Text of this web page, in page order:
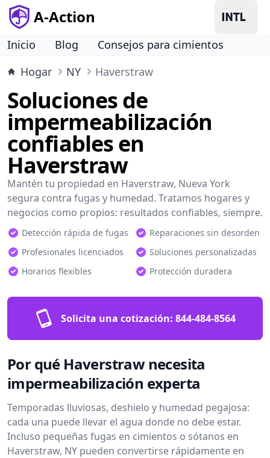
A-Action
Inicio Blog
Consejos para cimientos
Hogar
NY Haverstraw
Soluciones de
impermeabilización
confiables en
Haverstraw
Mantén tu propiedad en Haverstraw, Nueva York
segura contra fugas y humedad. Tratamos hogares y
negocios como propios: resultados confiables, siempre.
Detección rápida de fugas
Reparaciones sin desorden
Profesionales licenciados
Soluciones personalizadas
Horarios flexibles
Protección duradera
Solicita una cotización: 844-484-8564
Por qué Haverstraw necesita
impermeabilización experta
Temporadas lluviosas, deshielo y humedad pegajosa:
cada una puede llevar el agua donde no debe estar.
Incluso pequeñas fugas en cimientos o sótanos en
Haverstraw, NY pueden convertirse rápidamente en